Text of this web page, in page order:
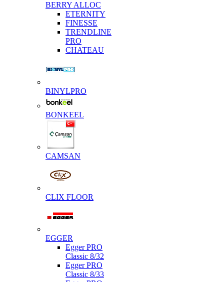
BERRY ALLOC
ETERNITY
FINESSE
TRENDLINE
PRO
CHATEAU
BINYLPRO
BONKEEL
CAMSAN
CLIX FLOOR
EGGER
Egger PRO
Classic 8/32
Egger PRO
Classic 8/33